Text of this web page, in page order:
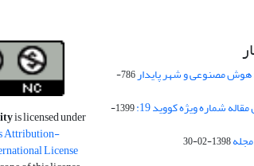
هوش مصنوعی و شهر پایدار
786-
شماره ویژه کووید 19:
1399-
1398-02-30
is licensed under
Attribution-
License